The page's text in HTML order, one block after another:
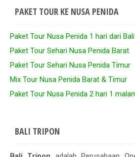
PAKET TOUR KE NUSA PENIDA
Paket Tour Nusa Penida 1 hari dari Bali
Paket Tour Sehari Nusa Penida Barat
Paket Tour Sehari Nusa Penida Timur
Mix Tour Nusa Penida Barat & Timur
Paket Tour Nusa Penida 2 hari 1
BALI TRIPON